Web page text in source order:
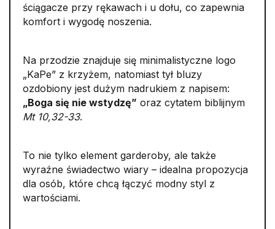
ściągacze przy rękawach i u dołu, co zapewnia
komfort i wygodę noszenia.
Na przodzie znajduje się minimalistyczne logo
„KaPe” z krzyżem, natomiast tył bluzy
ozdobiony jest dużym nadrukiem z napisem:
„Boga się nie wstydzę” oraz cytatem biblijnym
Mt 10,32-33.
To nie tylko element garderoby, ale także
wyraźne świadectwo wiary – idealna propozycja
dla osób, które chcą łączyć modny styl z
wartościami.